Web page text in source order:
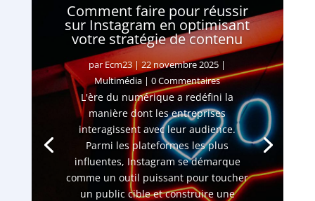
Comment faire pour réussir
sur Instagram en optimisant
votre stratégie de contenu
par Ecm23|22 novembre 2025 |
Multimédia | 0 Commentaires
L'ère du numérique a redéfini la
manière dont les entreprises
interagissent avec leur audience.
Parmi les plateformes les plus
influentes, Instagram se démarque
comme un outil puissant pour toucher
un public cible et construire une